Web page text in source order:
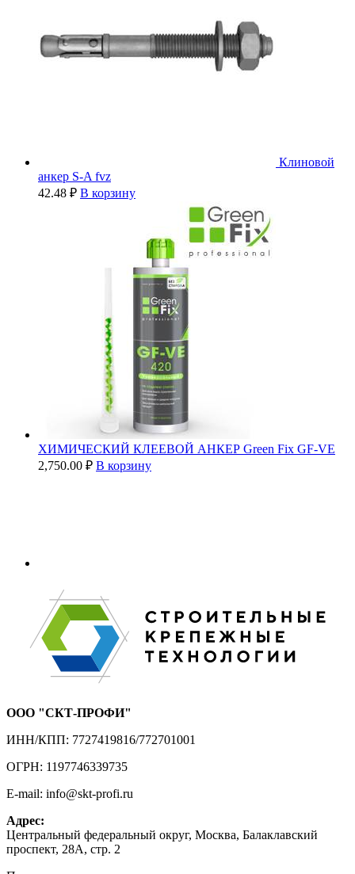
Клиновой
анкер S-A fvz
42.48 ₽ В корзину
ХИМИЧЕСКИЙ КЛЕЕВОЙ АНКЕР Green Fix GF-VE
2,750.00 ₽ В корзину
ООО "СКТ-ПРОФИ"
ИНН/КПП: 7727419816/772701001
ОГРН: 1197746339735
E-mail: info@skt-profi.ru
Адрес:
Центральный федеральный округ, Москва, Балаклавский
проспект, 28А, стр. 2